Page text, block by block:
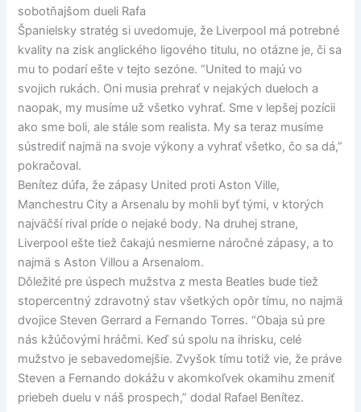
sobotňajšom dueli Rafa
Španielsky stratég si uvedomuje, že Liverpool má potrebné
kvality na zisk anglického ligového titulu, no otázne je, či sa
mu to podarí ešte v tejto sezóne. “United to majú vo
svojich rukách. Oni musia prehrať v nejakých dueloch a
naopak, my musíme už všetko vyhrať. Sme v lepšej pozícii
ako sme boli, ale stále som realista. My sa teraz musíme
sústrediť najmä na svoje výkony a vyhrať všetko, čo sa dá,”
pokračoval.
Benítez dúfa, že zápasy United proti Aston Ville,
Manchestru City a Arsenalu by mohli byť tými, v ktorých
najväčší rival príde o nejaké body. Na druhej strane,
Liverpool ešte tiež čakajú nesmierne náročné zápasy, a to
najmä s Aston Villou a Arsenalom.
Dôležité pre úspech mužstva z mesta Beatles bude tiež
stopercentný zdravotný stav všetkých opôr tímu, no najmä
dvojice Steven Gerrard a Fernando Torres. “Obaja sú pre
nás kžúčovými hráčmi. Keď sú spolu na ihrisku, celé
mužstvo je sebavedomejšie. Zvyšok tímu totiž vie, že práve
Steven a Fernando dokážu v akomkoľvek okamihu zmeniť
priebeh duelu v náš prospech,” dodal Rafael Benítez.